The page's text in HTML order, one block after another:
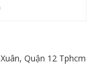
Quận 12 Tphcm